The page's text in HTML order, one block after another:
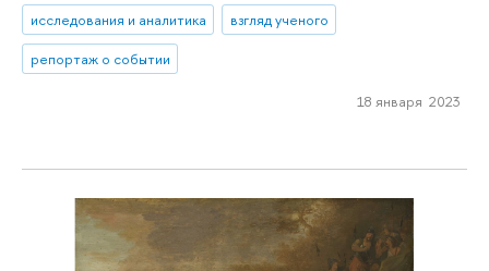
исследования и аналитика
взгляд ученого
репортаж о событии
18 января 2023